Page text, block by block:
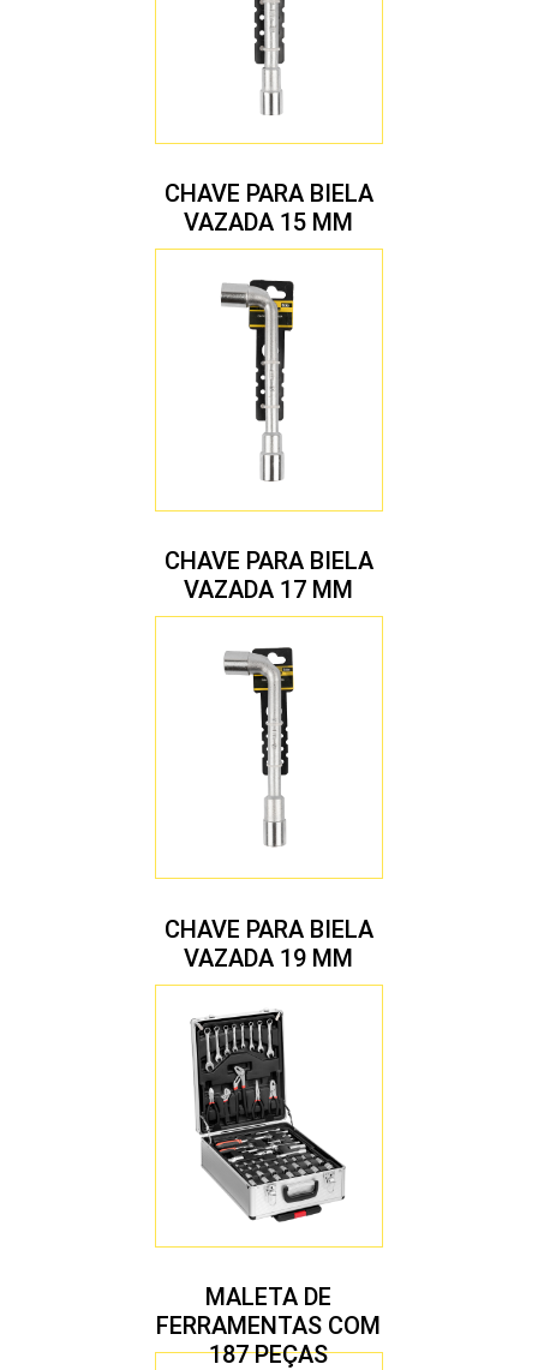
CHAVE PARA BIELA
VAZADA 15 MM
CHAVE PARA BIELA
VAZADA 17 MM
CHAVE PARA BIELA
VAZADA 19 MM
MALETA DE
FERRAMENTAS COM
187 PEÇAS